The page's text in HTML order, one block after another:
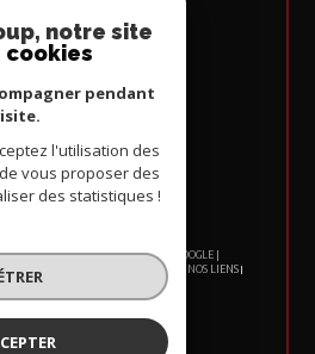
Nous
ADHÉRONS
| TRADUCTION POWERED BY GOOGLE |
ADMIN
NOS LIENS
RGPD
notre site
pendant
l'utilisation des
vous proposer des
des statistiques !